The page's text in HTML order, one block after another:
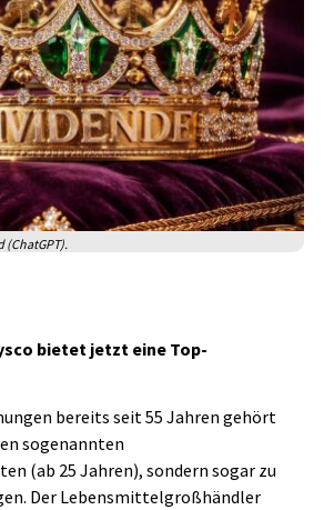
bietet jetzt eine Top-
bereits seit 55 Jahren gehört
sogenannten
(ab 25 Jahren), sondern sogar zu
Der Lebensmittelgroßhändler